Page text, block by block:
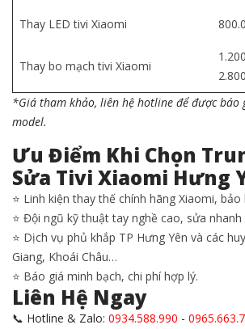
Thay LED tivi Xiaomi
Thay bo mạch tivi Xiaomi
*Giá tham khảo, liên hệ hotline để được báo
model.
Ưu Điểm Khi Chọn
Sửa Tivi Xiaomi Hưng
⭐ Linh kiện thay thế chính hãng Xiaomi, bảo
⭐ Đội ngũ kỹ thuật tay nghề cao, sửa nhanh
⭐ Dịch vụ phủ khắp TP Hưng Yên và các
Giang, Khoái Châu…
⭐ Báo giá minh bạch, chi phí hợp lý.
Liên Hệ Ngay
📞 Hotline & Zalo: 0934.588.990 -